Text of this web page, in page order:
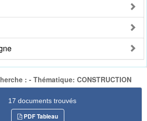
: - Thématique: CONSTRUCTION
17 documents trouvés
PDF Tableau